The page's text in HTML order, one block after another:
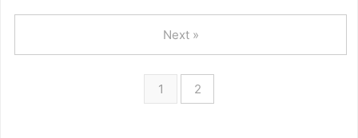
い基本性能を備えた本格的なスペ
ックが好評！ 本記事では、元釣
具屋の筆者がセフィアエクスチュ
使用してみた印象をお届けしま
も広いため、さまざまな釣りに使
えます。 筆者も購入から長年、
さまざまな釣りに使ってきまし
た。 本記事では、ライトゲーム
リミテッドモデラートを使用して
1 2
Next »